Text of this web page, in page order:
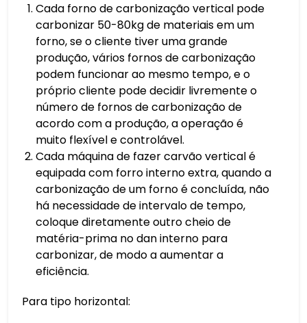
Cada forno de carbonização vertical pode
carbonizar 50-80kg de materiais em um
forno, se o cliente tiver uma grande
produção, vários fornos de carbonização
podem funcionar ao mesmo tempo, e o
próprio cliente pode decidir livremente o
número de fornos de carbonização de
acordo com a produção, a operação é
muito flexível e controlável.
Cada máquina de fazer carvão vertical é
equipada com forro interno extra, quando a
carbonização de um forno é concluída, não
há necessidade de intervalo de tempo,
coloque diretamente outro cheio de
matéria-prima no dan interno para
carbonizar, de modo a aumentar a
eficiência.
Para tipo horizontal: